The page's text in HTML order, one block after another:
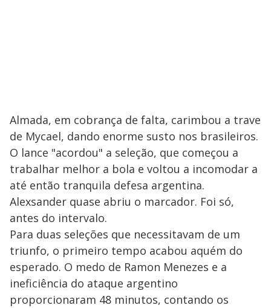
Almada, em cobrança de falta, carimbou a trave
de Mycael, dando enorme susto nos brasileiros.
O lance "acordou" a seleção, que começou a
trabalhar melhor a bola e voltou a incomodar a
até então tranquila defesa argentina.
Alexsander quase abriu o marcador. Foi só,
antes do intervalo.
Para duas seleções que necessitavam de um
triunfo, o primeiro tempo acabou aquém do
esperado. O medo de Ramon Menezes e a
ineficiência do ataque argentino
proporcionaram 48 minutos, contando os